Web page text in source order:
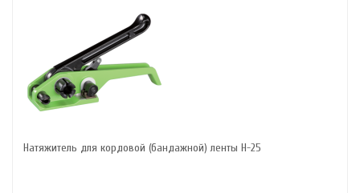
Натяжитель для кордовой (бандажной) ленты Н-25